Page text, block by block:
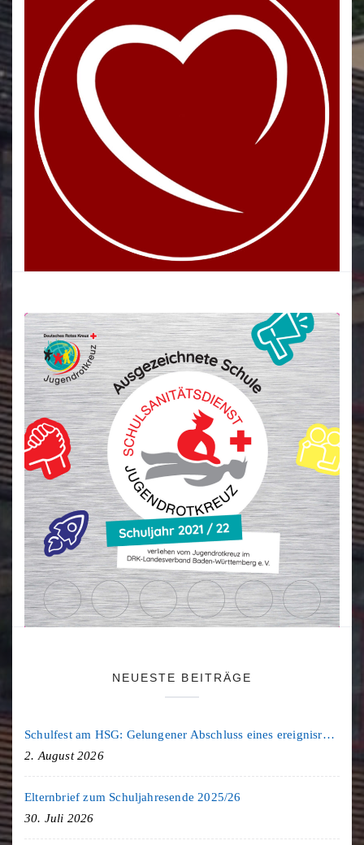
NEUESTE BEITRÄGE
Schulfest am HSG: Gelungener Abschluss eines ereignisreichen Schuljahres
2. August 2026
Elternbrief zum Schuljahresende 2025/26
30. Juli 2026